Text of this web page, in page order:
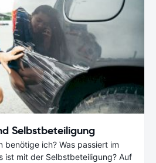
Selbstbeteiligung
benötige ich? Was passiert im
ist mit der Selbstbeteiligung? Auf